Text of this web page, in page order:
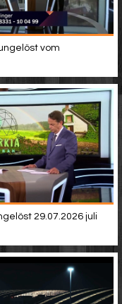
vom
29.07.2026 juli